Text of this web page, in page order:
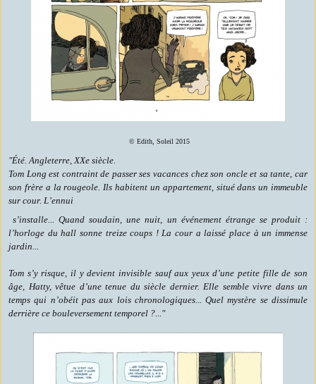
© Edith, Soleil 2015
"Été. Angleterre, XXe siècle.
Tom Long est contraint de passer ses vacances chez son oncle et sa tante, car
son frère a la rougeole. Ils habitent un appartement, situé dans un immeuble
sur cour. L’ennui
s’installe... Quand soudain, une nuit, un événement étrange se produit :
l’horloge du hall sonne treize coups ! La cour a laissé place à un immense
jardin...
Tom s’y risque, il y devient invisible sauf aux yeux d’une petite fille de son
âge, Hatty, vêtue d’une tenue du siècle dernier. Elle semble vivre dans un
temps qui n’obéit pas aux lois chronologiques... Quel mystère se dissimule
derrière ce bouleversement temporel ?..."